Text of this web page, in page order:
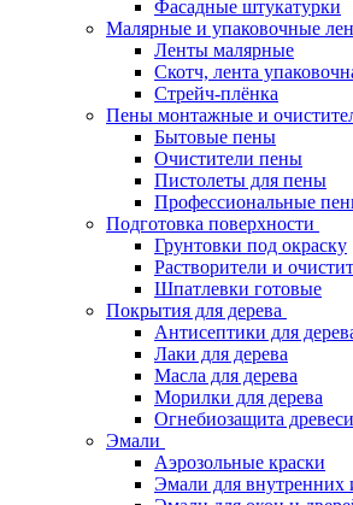
Фасадные штукатурки
Малярные и упаковочные
Ленты малярные
Скотч, лента
Стрейч-плёнка
Пены монтажные и
Бытовые пены
Очистители пены
Пистолеты для пены
Профессиональные
Подготовка поверхности
Грунтовки под окраску
Растворители и
Шпатлевки готовые
Покрытия для дерева
Антисептики для
Лаки для дерева
Масла для дерева
Морилки для дерева
Огнебиозащита
Эмали
Аэрозольные краски
Эмали для внутренних